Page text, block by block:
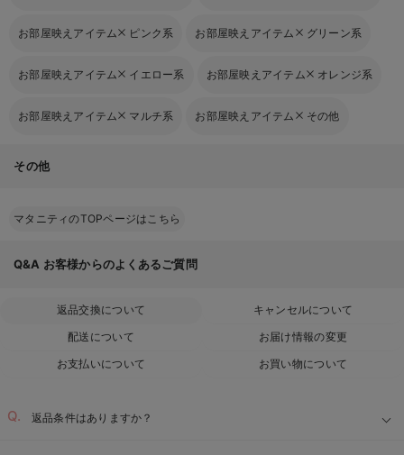
お部屋映えアイテム ピンク系 お部屋映えアイテム グリーン系
お部屋映えアイテム イエロー系 お部屋映えアイテム オレンジ系
お部屋映えアイテム マルチ系 お部屋映えアイテム その他
その他
マタニティのTOPページはこちら
Q&A お客様からのよくあるご質問
返品交換について
キャンセルについて
配送について
お届け情報の変更
お支払いについて
お買い物について
返品条件はありますか？